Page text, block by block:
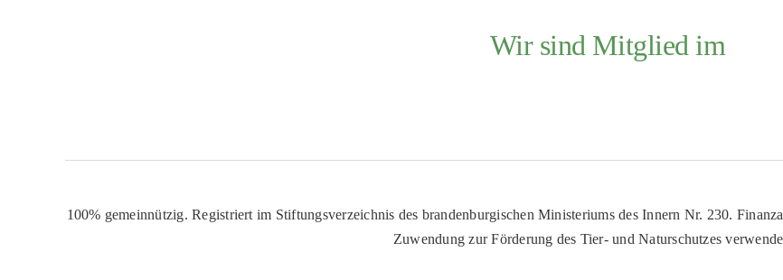
Wir sind Mitglied im
100% gemeinnützig. Registriert im Stiftungsverzeichnis des brandenburgischen Ministeriums des Innern Nr. 230.
Zuwendung zur Förderung des Tier- und Naturschutzes